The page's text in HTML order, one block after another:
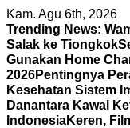
Skip
to
content
Kam. Agu 6th, 2026
Trending News:
Salak ke Tiongkok
Gunakan Home
2026Pentingnya
Kesehatan Sistem
Danantara Kawal
IndonesiaKeren,